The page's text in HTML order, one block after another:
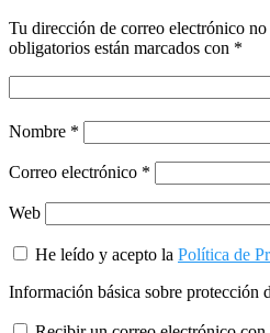
Tu dirección de correo electrónico no
obligatorios están marcados con *
Nombre *
Correo electrónico *
Web
He leído y acepto la Política de
Información básica sobre protección